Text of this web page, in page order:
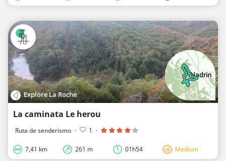
Explore La Roche
La caminata Le herou
Ruta de senderismo · 1 ·
7,41 km 261 m 01h54 Medium